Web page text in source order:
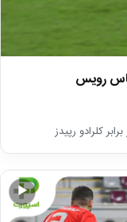
رویس
کلرادو رپیدز
▶